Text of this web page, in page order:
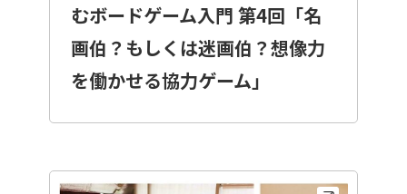
むボードゲーム入門 第4回「名
画伯？もしくは迷画伯？想像力
を働かせる協力ゲーム」